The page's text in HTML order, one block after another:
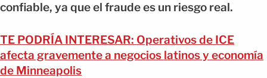
confiable, ya que el fraude es un riesgo real.
TE PODRÍA INTERESAR: Operativos de ICE
afecta gravemente a negocios latinos y economía
de Minneapolis